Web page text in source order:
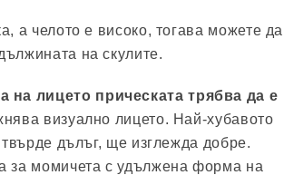
а челото е високо, тогава можете да
на скулите.
лицето прическата трябва да е
визуално лицето. Най-хубавото
дълъг, ще изглежда добре.
за момичета с удължена форма на